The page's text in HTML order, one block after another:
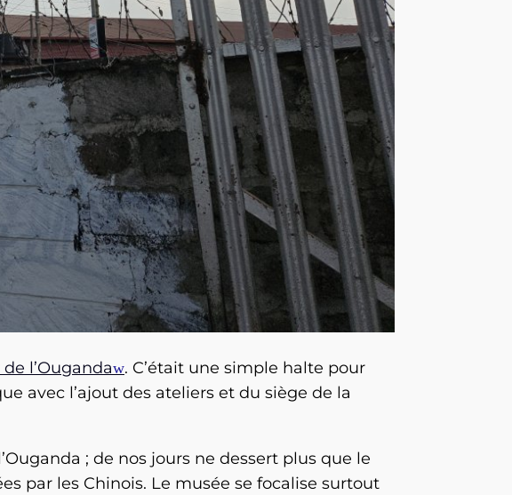
l’Ouganda
. C’était une simple halte pour
avec l’ajout des ateliers et du siège de la
; de nos jours ne dessert plus que le
par les Chinois. Le musée se focalise surtout